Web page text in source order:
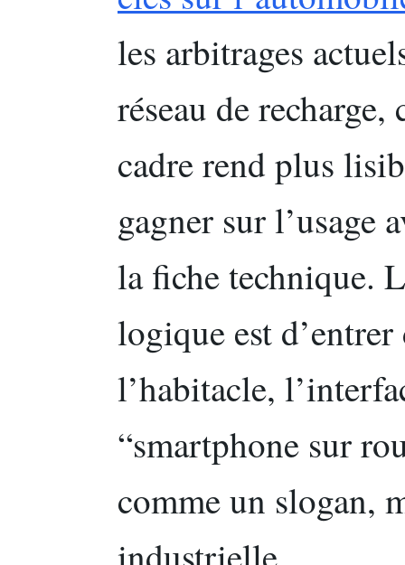
les arbitrages
réseau de
cadre rend plus
gagner sur l’usage
la fiche technique.
logique est
l’habitacle,
“smartphone sur
comme un slogan,
industrielle.